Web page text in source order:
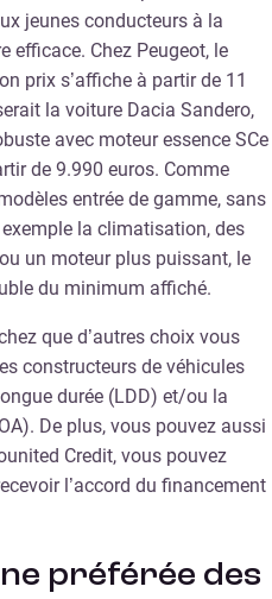
jeunes conducteurs à la
efficace. Chez Peugeot, le
prix s’affiche à partir de 11
la voiture Dacia Sandero,
avec moteur essence SCe
de 9.990 euros. Comme
entrée de gamme, sans
la climatisation, des
un moteur plus puissant, le
du minimum affiché.
que d’autres choix vous
constructeurs de véhicules
durée (LDD) et/ou la
De plus, vous pouvez aussi
Credit, vous pouvez
l’accord du financement
préférée des